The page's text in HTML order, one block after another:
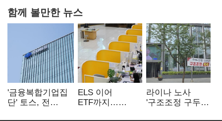
함께 볼만한 뉴스
'금융복합기업집
단' 토스, 전
ELS 이어
ETF까지…
라이나 노사
'구조조정 구두